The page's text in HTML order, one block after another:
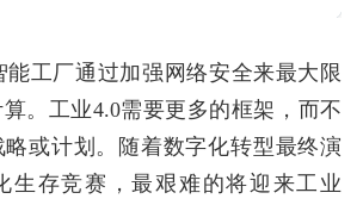
能工厂通过加强网络安全来最大限
。工业4.0需要更多的框架，而不
或计划。随着数字化转型最终演
生存竞赛，最艰难的将迎来工业